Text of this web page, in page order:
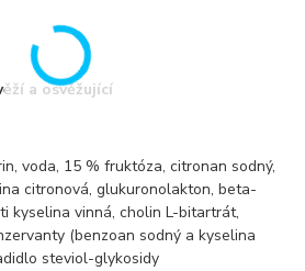
a osvěžující
voda, 15 % fruktóza, citronan sodný,
citronová, glukuronolakton, beta-
kyselina vinná, cholin L-bitartrát,
(benzoan sodný a kyselina
steviol-glykosidy